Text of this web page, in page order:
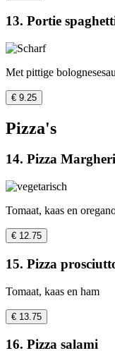
13. Portie
Met pittige
€ 9.25
Pizza's
14. Pizza
Tomaat, kaas en
€ 12.75
15. Pizza
Tomaat, kaas en ham
€ 13.75
16. Pizza salami